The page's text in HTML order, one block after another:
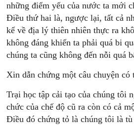
những điểm yếu của nước ta mới
Điều thứ hai là, ngược lại, tất cả
kể về địa lý thiên nhiên thực ra
không đáng khiến ta phải quá bi
chúng ta cũng không đến nỗi quá
Xin dẫn chứng một câu chuyện có
Trại học tập cải tạo của chúng tôi
chức của chế độ cũ ra còn có cả
Điều đó chứng tỏ là chúng tôi là